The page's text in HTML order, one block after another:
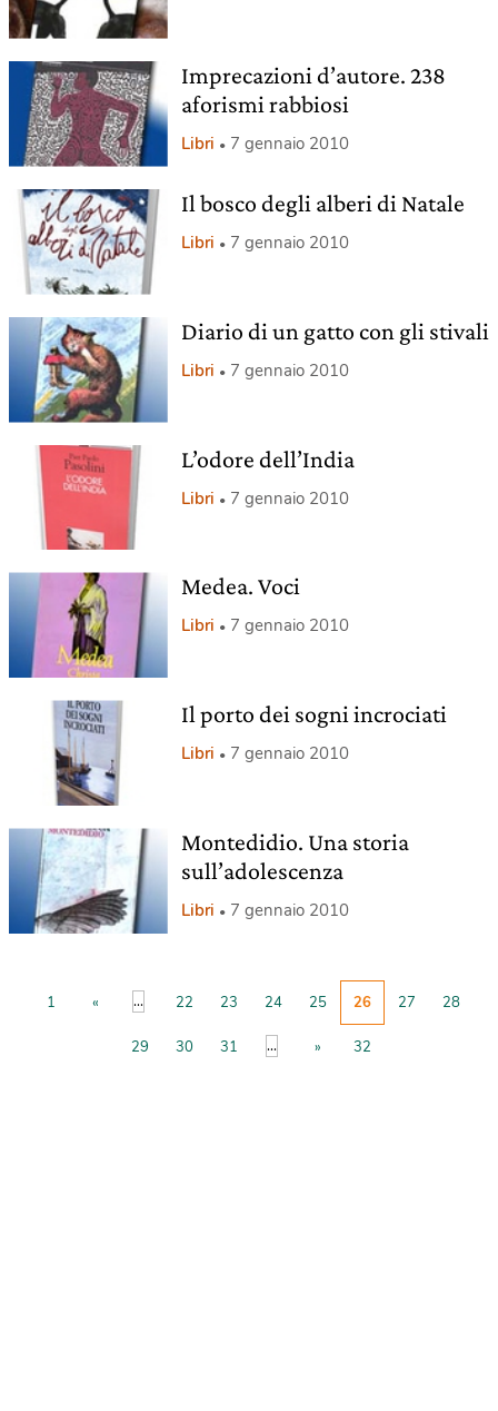
Imprecazioni d’autore. 238
aforismi rabbiosi
Libri 7 gennaio 2010
Il bosco degli alberi di Natale
Libri 7 gennaio 2010
Diario di un gatto con gli stivali
Libri 7 gennaio 2010
L’odore dell’India
Libri 7 gennaio 2010
Medea. Voci
Libri 7 gennaio 2010
Il porto dei sogni incrociati
Libri 7 gennaio 2010
Montedidio. Una storia
sull’adolescenza
Libri 7 gennaio 2010
1 « ... 22 23 24 25 26 27 28
29 30 31 ... » 32